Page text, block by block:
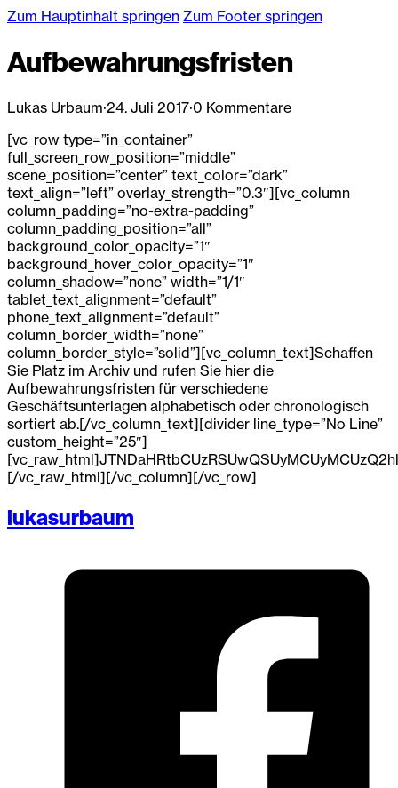
Zum Hauptinhalt springen Zum Footer springen
Aufbewahrungsfristen
Lukas Urbaum·24. Juli 2017·0 Kommentare
[vc_row type=”in_container”
full_screen_row_position=”middle”
scene_position=”center” text_color=”dark”
text_align=”left” overlay_strength=”0.3″][vc_column
column_padding=”no-extra-padding”
column_padding_position=”all”
background_color_opacity=”1″
background_hover_color_opacity=”1″
column_shadow=”none” width=”1/1″
tablet_text_alignment=”default”
phone_text_alignment=”default”
column_border_width=”none”
column_border_style=”solid”][vc_column_text]Schaffen
Sie Platz im Archiv und rufen Sie hier die
Aufbewahrungsfristen für verschiedene
Geschäftsunterlagen alphabetisch oder chronologisch
sortiert ab.[/vc_column_text][divider line_type=”No Line”
custom_height=”25″]
[/vc_raw_html][/vc_column][/vc_row]
lukasurbaum